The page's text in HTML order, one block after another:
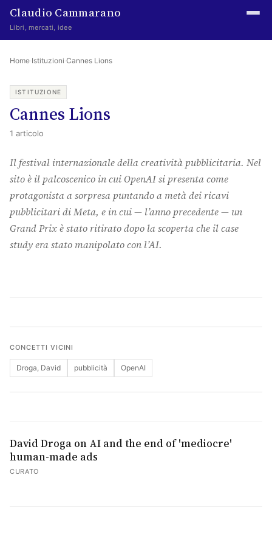
Claudio Cammarano
Libri, mercati, idee
Home
Writings
Curated
Learning log
Irene Media
Indice
About
Cerca
Home·Istituzioni·Cannes Lions
ISTITUZIONE
Cannes Lions
1 articolo
Il festival internazionale della creatività pubblicitaria. Nel
sito è il palcoscenico in cui OpenAI si presenta come
protagonista a sorpresa puntando a metà dei ricavi
pubblicitari di Meta, e in cui — l’anno precedente — un
Grand Prix è stato ritirato dopo la scoperta che il case
study era stato manipolato con l’AI.
CONCETTI VICINI
Droga, David pubblicità OpenAI
David Droga on AI and the end of 'mediocre'
human-made ads
CURATO